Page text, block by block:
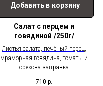
Добавить в корзину
Салат с перцем и
говядиной /250г/
Листья салата, печёный перец,
мраморная говядина, томаты и
орехова заправка
710 р.